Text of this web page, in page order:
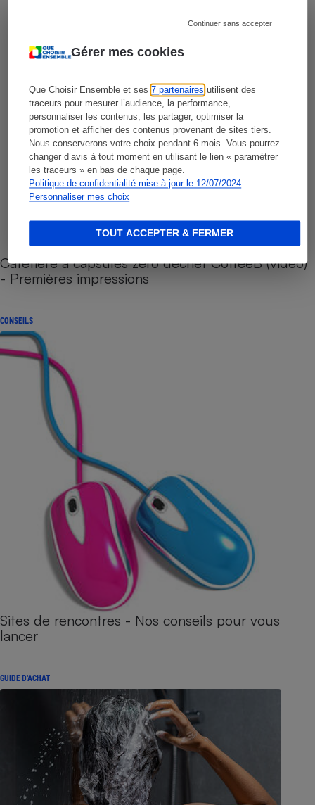
Gérer mes cookies
Que Choisir Ensemble et ses7 partenaires utilisent des
traceurs pour mesurer l’audience, la performance,
personnaliser les contenus, les partager, optimiser la
promotion et afficher des contenus provenant de sites tiers.
Nous conserverons votre choix pendant 6 mois. Vous pourrez
changer d’avis à tout moment en utilisant le lien « paramétrer
les traceurs » en bas de chaque page.
Politique de confidentialité mise à jour le 12/07/2024
Personnaliser mes choix
Continuer sans accepter
TOUT ACCEPTER & FERMER
Cafetière à capsules zéro déchet CoffeeB (vidéo)
- Premières impressions
CONSEILS
Sites de rencontres - Nos conseils pour vous
lancer
GUIDE D'ACHAT